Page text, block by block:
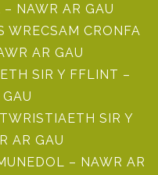
NAWR AR GAU
WRECSAM CRONFA
AR GAU
SIR Y FFLINT –
SIR Y
AR GAU
– NAWR AR